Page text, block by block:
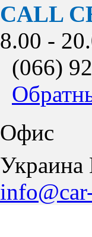
CALL
8.00 -
(066)
Офис